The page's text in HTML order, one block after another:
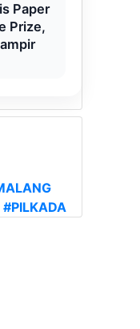
Paper
Prize,
#PILKADA